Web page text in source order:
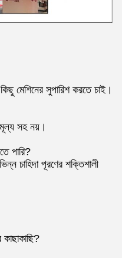
মেশিনের সুপারিশ করতে চাই।
সহ নয়।
পারি?
চাহিদা পূরণের শক্তিশালী